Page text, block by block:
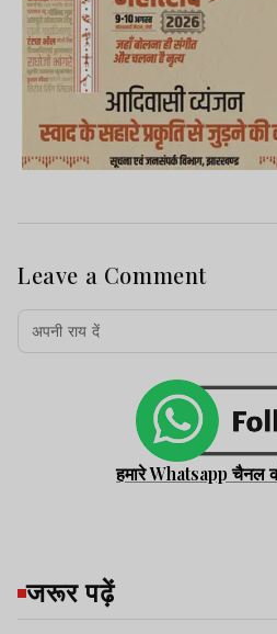
Leave a Comment
हमारे Whatsapp
जरूर पढ़ें